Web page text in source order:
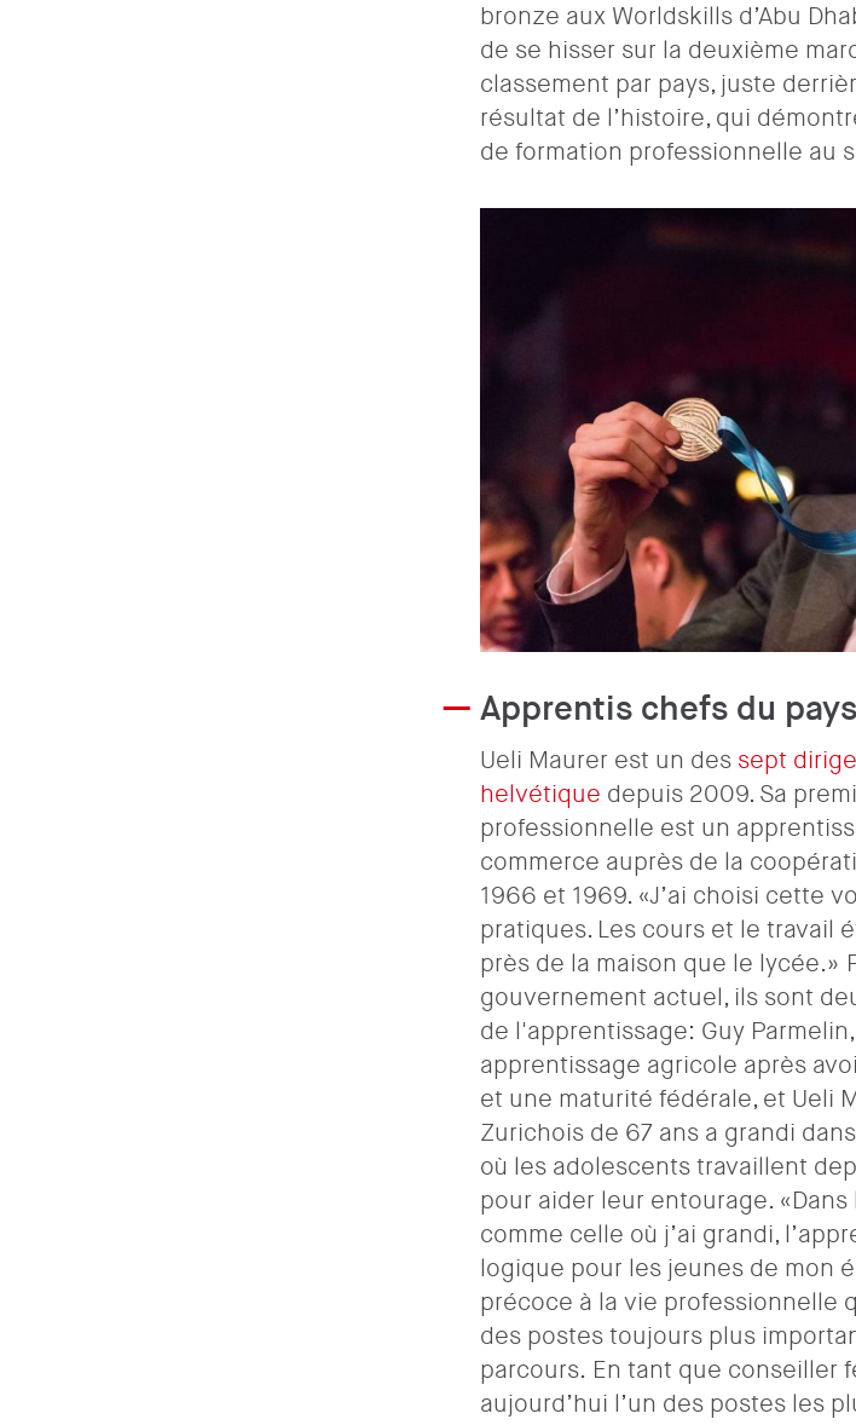
bronze aux Worldskills d’Abu
de se hisser sur la deuxième
classement par pays, juste
résultat de l’histoire, qui
de formation professionnelle au
Apprentis chefs du pays
Ueli Maurer est un des sept
helvétique depuis 2009. Sa
professionnelle est un
commerce auprès de la
1966 et 1969. «J’ai choisi cette
pratiques. Les cours et le travail
près de la maison que le lycée.»
gouvernement actuel, ils sont
de l'apprentissage: Guy
apprentissage agricole après
et une maturité fédérale, et Ueli
Zurichois de 67 ans a grandi
où les adolescents travaillent
pour aider leur entourage.
comme celle où j’ai grandi,
logique pour les jeunes de mon
précoce à la vie professionnelle
des postes toujours plus
parcours. En tant que conseiller
aujourd’hui l’un des postes les